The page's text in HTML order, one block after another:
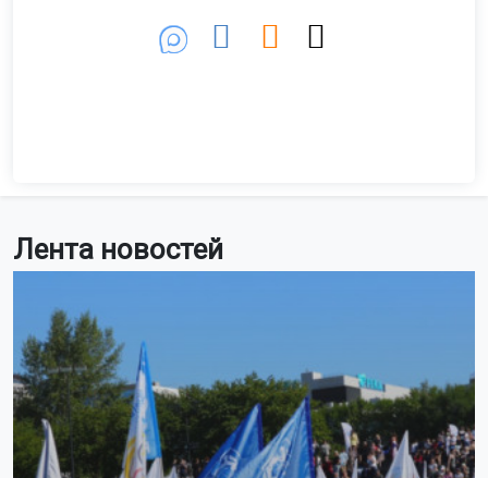
Лента новостей